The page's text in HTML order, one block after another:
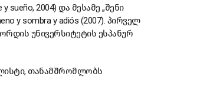
sueño, 2004) და მესამე „შენი
y sombra y adiós (2007). პირველ
უნივერსიტეტის ესპანურ
თანამშრომლობს